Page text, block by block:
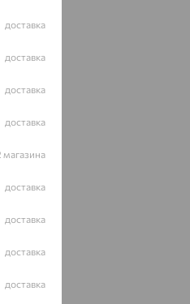
доставка
доставка
доставка
доставка
магазина
доставка
доставка
доставка
доставка